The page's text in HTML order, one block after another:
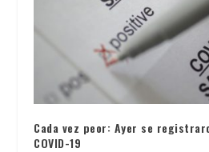
Cada vez peor: Ayer se
COVID-19